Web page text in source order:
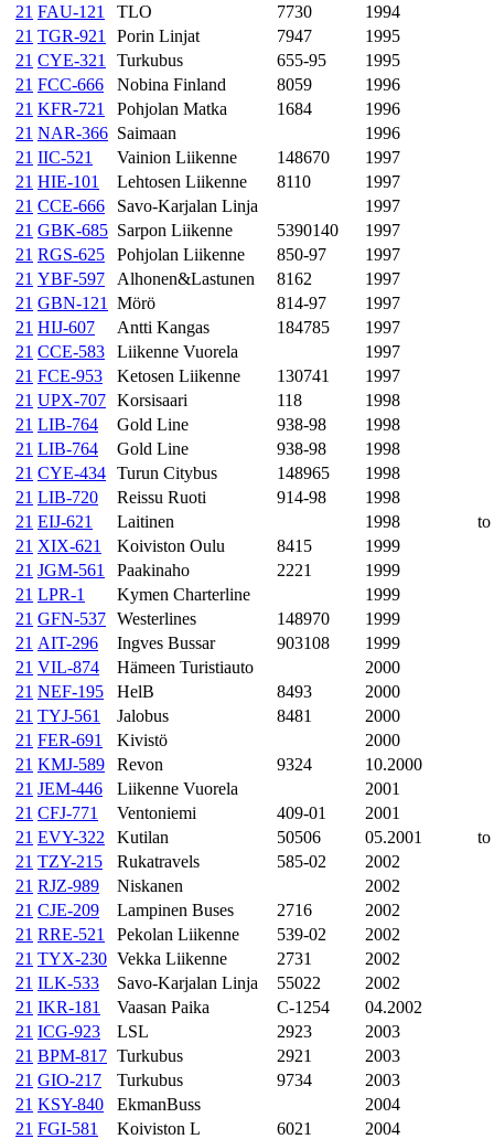
21 FAU-121 TLO 7730
1994
21 TGR-921 Porin Linjat 7947
1995
21 CYE-321 Turkubus 655-95
1995
21 FCC-666 Nobina Finland 8059
1996
21 KFR-721 Pohjolan Matka 1684
1996
21 NAR-366 Saimaan
1996
21 IIC-521 Vainion Liikenne 148670
1997
21 HIE-101 Lehtosen Liikenne 8110
1997
21 CCE-666 Savo-Karjalan Linja
1997
21 GBK-685 Sarpon Liikenne 5390140
1997
21 RGS-625 Pohjolan Liikenne 850-97
1997
21 YBF-597 Alhonen&Lastunen 8162
1997
21 GBN-121 Mörö 814-97
1997
21 HIJ-607 Antti Kangas 184785
1997
21 CCE-583 Liikenne Vuorela
1997
21 FCE-953 Ketosen Liikenne 130741
1997
21 UPX-707 Korsisaari 118
1998
21 LIB-764 Gold Line 938-98
1998
21 LIB-764 Gold Line 938-98
1998
21 CYE-434 Turun Citybus 148965
1998
21 LIB-720 Reissu Ruoti 914-98
1998
21 EIJ-621 Laitinen 1998
to
21 XIX-621 Koiviston Oulu 8415
1999
21 JGM-561 Paakinaho 2221
1999
21 LPR-1 Kymen Charterline
1999
21 GFN-537 Westerlines 148970
1999
21 AIT-296 Ingves Bussar 903108
1999
21 VIL-874 Hämeen Turistiauto
2000
21 NEF-195 HelB 8493
2000
21 TYJ-561 Jalobus 8481
2000
21 FER-691 Kivistö
2000
21 KMJ-589 Revon 9324
10.2000
21 JEM-446 Liikenne Vuorela
2001
21 CFJ-771 Ventoniemi 409-01
2001
21 EVY-322 Kutilan 50506 05.2001
to
21 TZY-215 Rukatravels 585-02
2002
21 RJZ-989 Niskanen
2002
21 CJE-209 Lampinen Buses 2716
2002
21 RRE-521 Pekolan Liikenne 539-02
2002
21 TYX-230 Vekka Liikenne 2731
2002
21 ILK-533 Savo-Karjalan Linja 55022
2002
21 IKR-181 Vaasan Paika C-1254
04.2002
21 ICG-923 LSL 2923
2003
21 BPM-817 Turkubus 2921
2003
21 GIO-217 Turkubus 9734
2003
21 KSY-840 EkmanBuss
2004
21 FGI-581 Koiviston L 6021
2004